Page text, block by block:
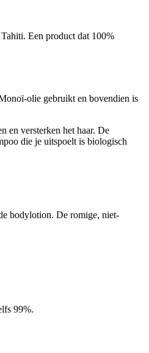
Een product dat 100%
olie gebruikt en bovendien is
en versterken het haar. De
die je uitspoelt is biologisch
bodylotion. De romige, niet-
99%.